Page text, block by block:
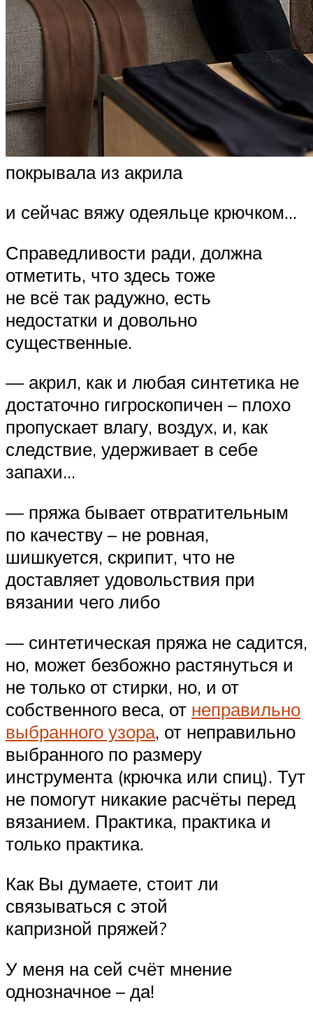
покрывала из акрила
и сейчас вяжу одеяльце крючком…
Справедливости ради, должна
отметить, что здесь тоже
не всё так радужно, есть
недостатки и довольно
существенные.
— акрил, как и любая синтетика не
достаточно гигроскопичен – плохо
пропускает влагу, воздух, и, как
следствие, удерживает в себе
запахи…
— пряжа бывает отвратительным
по качеству – не ровная,
шишкуется, скрипит, что не
доставляет удовольствия при
вязании чего либо
— синтетическая пряжа не садится,
но, может безбожно растянуться и
не только от стирки, но, и от
собственного веса, от неправильно
выбранного узора, от неправильно
выбранного по размеру
инструмента (крючка или спиц). Тут
не помогут никакие расчёты перед
вязанием. Практика, практика и
только практика.
Как Вы думаете, стоит ли
связываться с этой
капризной пряжей?
У меня на сей счёт мнение
однозначное – да!